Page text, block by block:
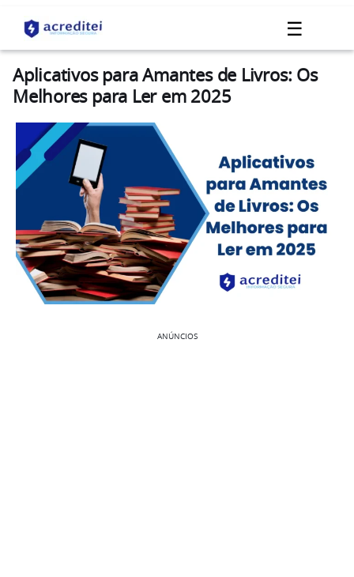
☰
Aplicativos para Amantes de Livros: Os
Melhores para Ler em 2025
ANÚNCIOS